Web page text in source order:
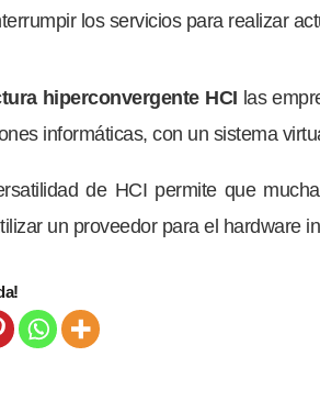
los servicios para realizar
hiperconvergente HCI las
informáticas, con un sistema
de HCI permite que
un proveedor para el hardware